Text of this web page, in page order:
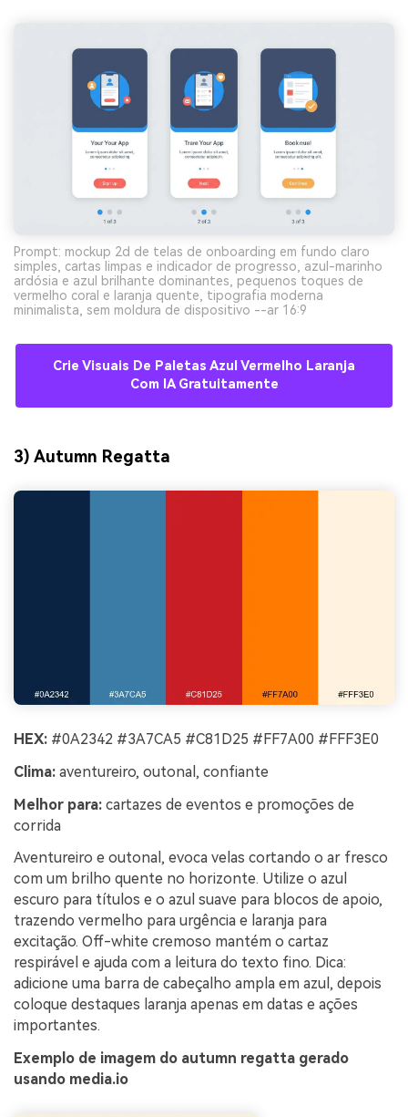
Prompt: mockup 2d de telas de onboarding em fundo claro
simples, cartas limpas e indicador de progresso, azul-marinho
ardósia e azul brilhante dominantes, pequenos toques de
vermelho coral e laranja quente, tipografia moderna
minimalista, sem moldura de dispositivo --ar 16:9
Crie Visuais De Paletas Azul Vermelho Laranja
Com IA Gratuitamente
3) Autumn Regatta
HEX: #0A2342 #3A7CA5 #C81D25 #FF7A00 #FFF3E0
Clima: aventureiro, outonal, confiante
Melhor para: cartazes de eventos e promoções de
corrida
Aventureiro e outonal, evoca velas cortando o ar fresco
com um brilho quente no horizonte. Utilize o azul
escuro para títulos e o azul suave para blocos de apoio,
trazendo vermelho para urgência e laranja para
excitação. Off-white cremoso mantém o cartaz
respirável e ajuda com a leitura do texto fino. Dica:
adicione uma barra de cabeçalho ampla em azul, depois
coloque destaques laranja apenas em datas e ações
importantes.
Exemplo de imagem do autumn regatta gerado
usando media.io